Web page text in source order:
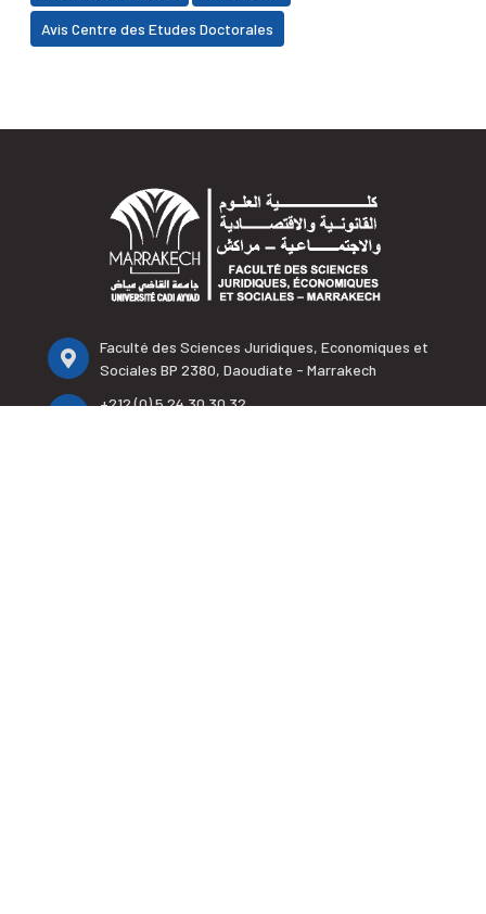
Avis Centre des Etudes Doctorales
Faculté des Sciences Juridiques, Economiques et
Sociales BP 2380, Daoudiate - Marrakech
+212 (0) 5 24 30 30 32